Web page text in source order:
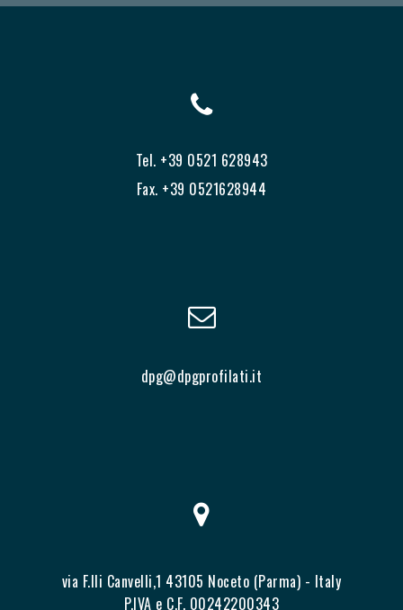
Tel. +39 0521 628943
Fax. +39 0521628944
dpg@dpgprofilati.it
via F.lli Canvelli,1 43105 Noceto (Parma) - Italy
P.IVA e C.F. 00242200343